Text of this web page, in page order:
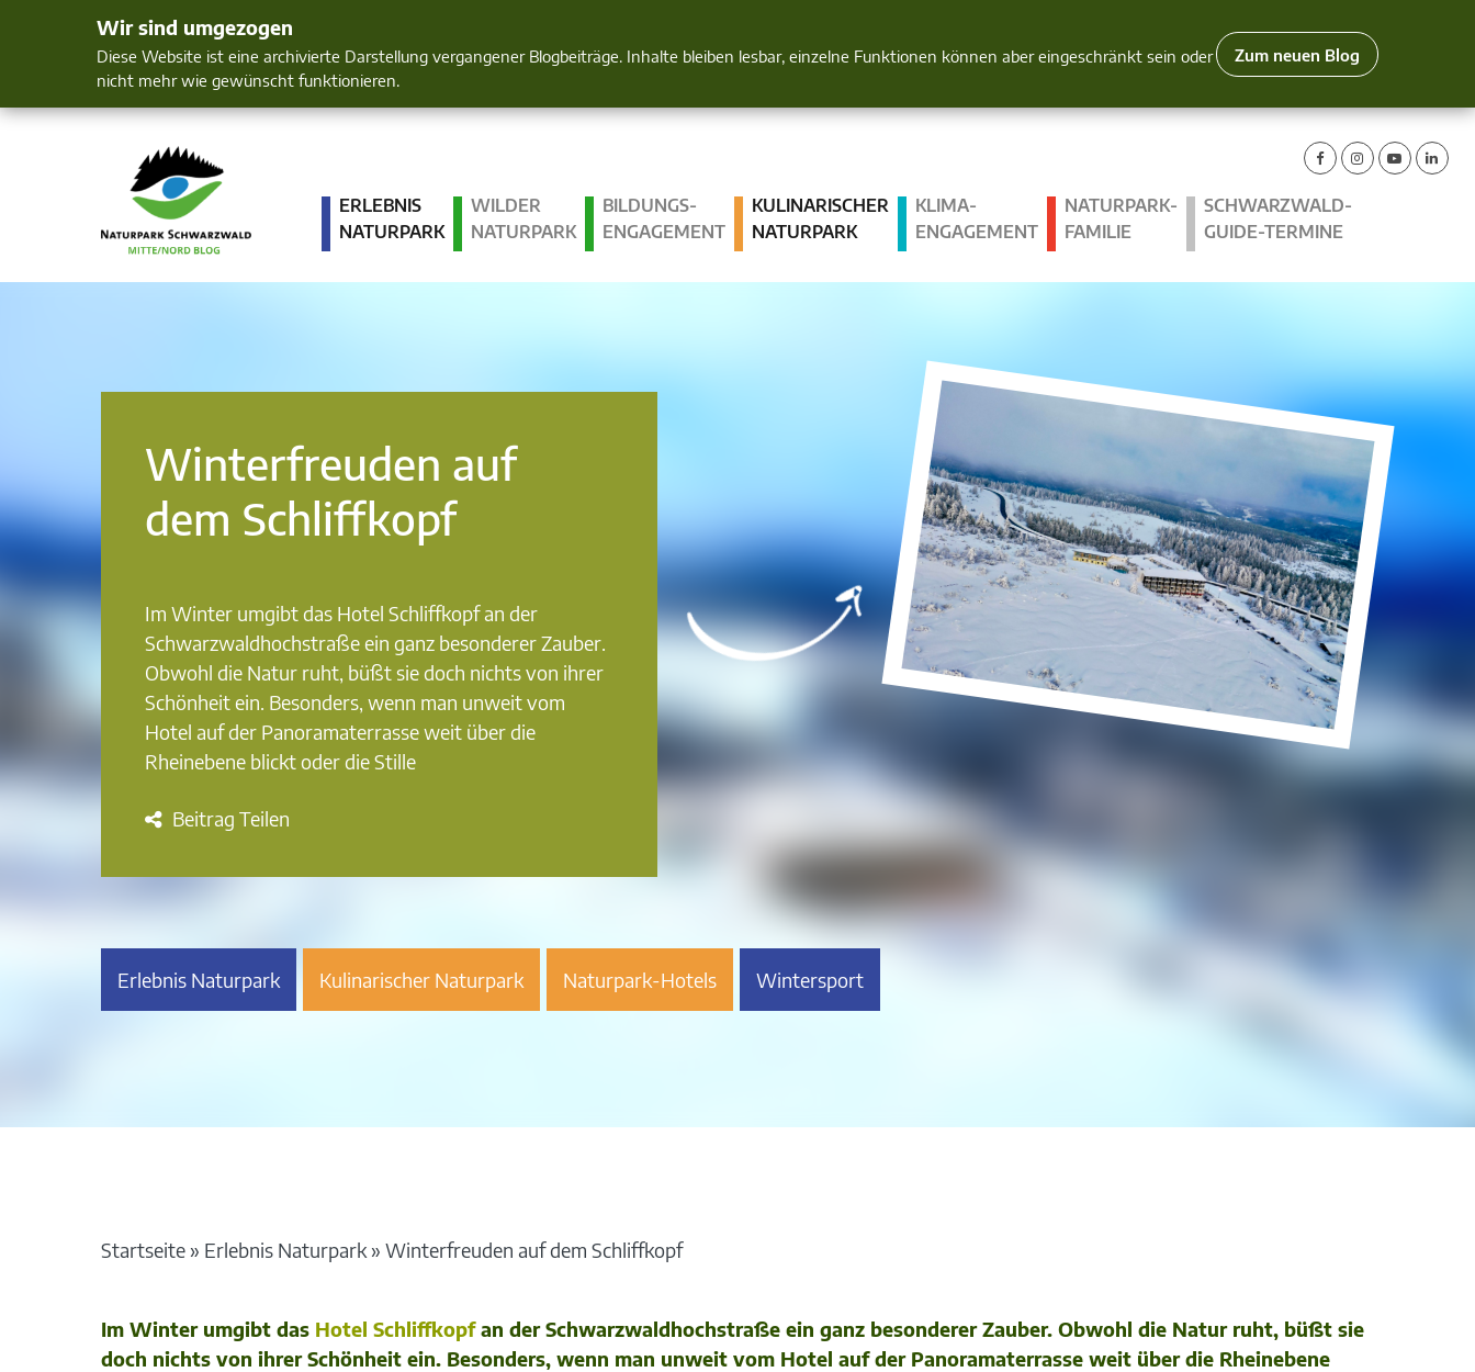
Wir sind umgezogen
Diese Website ist eine archivierte Darstellung vergangener Blogbeiträge. Inhalte bleiben lesbar, einzelne Funktionen können aber eingeschränkt sein oder
nicht mehr wie gewünscht funktionieren.
Zum neuen Blog
Mensch und Natur im Blick
ERLEBNIS
NATURPARK
WILDER
NATURPARK
BILDUNGS­
ENGAGEMENT
KULINARISCHER
NATURPARK
KLIMA­
ENGAGEMENT
NATURPARK-
FAMILIE
SCHWARZWALD-
GUIDE-TERMINE
Winterfreuden auf
dem Schliffkopf
Im Winter umgibt das Hotel Schliffkopf an der
Schwarzwaldhochstraße ein ganz besonderer Zauber.
Obwohl die Natur ruht, büßt sie doch nichts von ihrer
Schönheit ein. Besonders, wenn man unweit vom
Hotel auf der Panoramaterrasse weit über die
Rheinebene blickt oder die Stille
Beitrag Teilen
Erlebnis Naturpark Kulinarischer Naturpark Naturpark-Hotels Wintersport
Startseite» Erlebnis Naturpark» Winterfreuden auf dem Schliffkopf
Im Winter umgibt das Hotel Schliffkopfan der Schwarzwaldhochstraße ein ganz besonderer Zauber. Obwohl die Natur ruht, büßt sie
doch nichts von ihrer Schönheit ein. Besonders, wenn man unweit vom Hotel auf der Panoramaterrasse weit über die Rheinebene